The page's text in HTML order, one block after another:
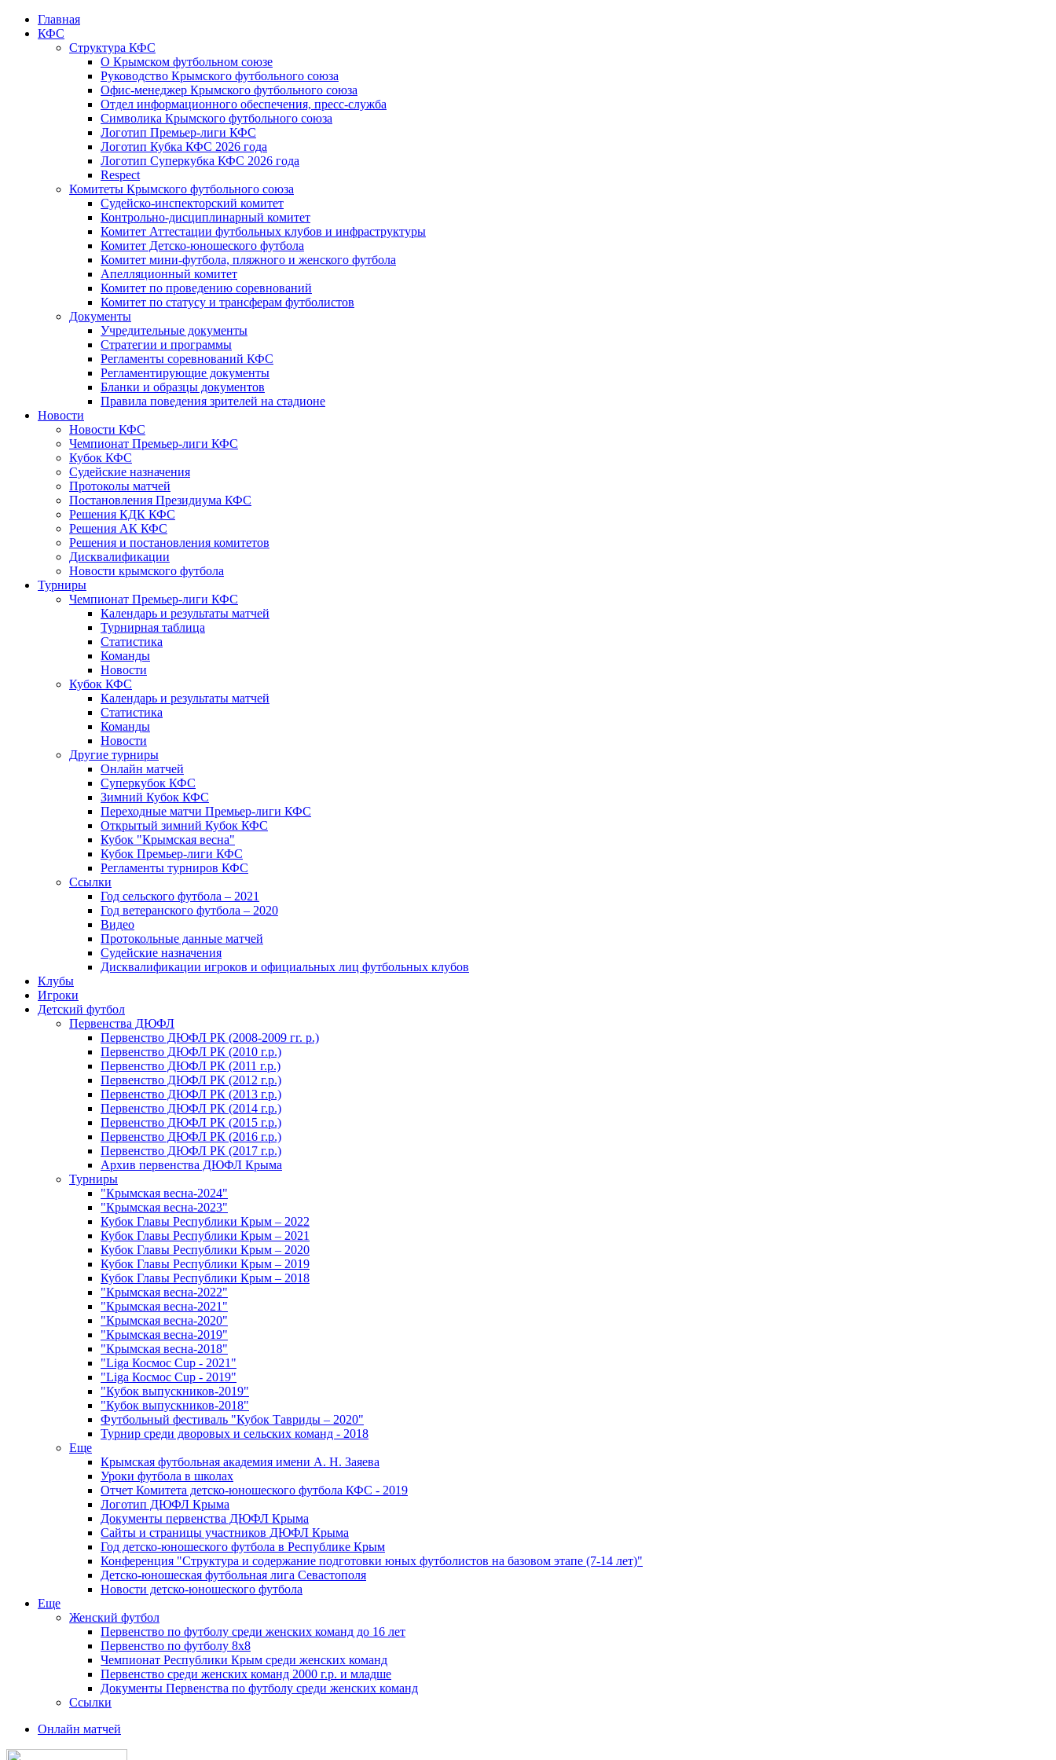
Главная
КФС
Структура КФС
О Крымском футбольном союзе
Руководство Крымского футбольного союза
Офис-менеджер Крымского футбольного союза
Отдел информационного обеспечения, пресс-служба
Символика Крымского футбольного союза
Логотип Премьер-лиги КФС
Логотип Кубка КФС 2026 года
Логотип Суперкубка КФС 2026 года
Respect
Комитеты Крымского футбольного союза
Судейско-инспекторский комитет
Контрольно-дисциплинарный комитет
Комитет Аттестации футбольных клубов и инфраструктуры
Комитет Детско-юношеского футбола
Комитет мини-футбола, пляжного и женского футбола
Апелляционный комитет
Комитет по проведению соревнований
Комитет по статусу и трансферам футболистов
Документы
Учредительные документы
Стратегии и программы
Регламенты соревнований КФС
Регламентирующие документы
Бланки и образцы документов
Правила поведения зрителей на стадионе
Новости
Новости КФС
Чемпионат Премьер-лиги КФС
Кубок КФС
Судейские назначения
Протоколы матчей
Постановления Президиума КФС
Решения КДК КФС
Решения АК КФС
Решения и постановления комитетов
Дисквалификации
Новости крымского футбола
Турниры
Чемпионат Премьер-лиги КФС
Календарь и результаты матчей
Турнирная таблица
Статистика
Команды
Новости
Кубок КФС
Календарь и результаты матчей
Статистика
Команды
Новости
Другие турниры
Онлайн матчей
Суперкубок КФС
Зимний Кубок КФС
Переходные матчи Премьер-лиги КФС
Открытый зимний Кубок КФС
Кубок "Крымская весна"
Кубок Премьер-лиги КФС
Регламенты турниров КФС
Ссылки
Год сельского футбола – 2021
Год ветеранского футбола – 2020
Видео
Протокольные данные матчей
Судейские назначения
Дисквалификации игроков и официальных лиц футбольных клубов
Клубы
Игроки
Детский футбол
Первенства ДЮФЛ
Первенство ДЮФЛ РК (2008-2009 гг. р.)
Первенство ДЮФЛ РК (2010 г.р.)
Первенство ДЮФЛ РК (2011 г.р.)
Первенство ДЮФЛ РК (2012 г.р.)
Первенство ДЮФЛ РК (2013 г.р.)
Первенство ДЮФЛ РК (2014 г.р.)
Первенство ДЮФЛ РК (2015 г.р.)
Первенство ДЮФЛ РК (2016 г.р.)
Первенство ДЮФЛ РК (2017 г.р.)
Архив первенства ДЮФЛ Крыма
Турниры
"Крымская весна-2024"
"Крымская весна-2023"
Кубок Главы Республики Крым – 2022
Кубок Главы Республики Крым – 2021
Кубок Главы Республики Крым – 2020
Кубок Главы Республики Крым – 2019
Кубок Главы Республики Крым – 2018
"Крымская весна-2022"
"Крымская весна-2021"
"Крымская весна-2020"
"Крымская весна-2019"
"Крымская весна-2018"
"Liga Космос Cup - 2021"
"Liga Космос Cup - 2019"
"Кубок выпускников-2019"
"Кубок выпускников-2018"
Футбольный фестиваль "Кубок Тавриды – 2020"
Турнир среди дворовых и сельских команд - 2018
Еще
Крымская футбольная академия имени А. Н. Заяева
Уроки футбола в школах
Отчет Комитета детско-юношеского футбола КФС - 2019
Логотип ДЮФЛ Крыма
Документы первенства ДЮФЛ Крыма
Сайты и страницы участников ДЮФЛ Крыма
Год детско-юношеского футбола в Республике Крым
Конференция "Структура и содержание подготовки юных футболистов на базовом этапе (7-14 лет)"
Детско-юношеская футбольная лига Севастополя
Новости детско-юношеского футбола
Еще
Женский футбол
Первенство по футболу среди женских команд до 16 лет
Первенство по футболу 8х8
Чемпионат Республики Крым среди женских команд
Первенство среди женских команд 2000 г.р. и младше
Документы Первенства по футболу среди женских команд
Ссылки
Онлайн матчей